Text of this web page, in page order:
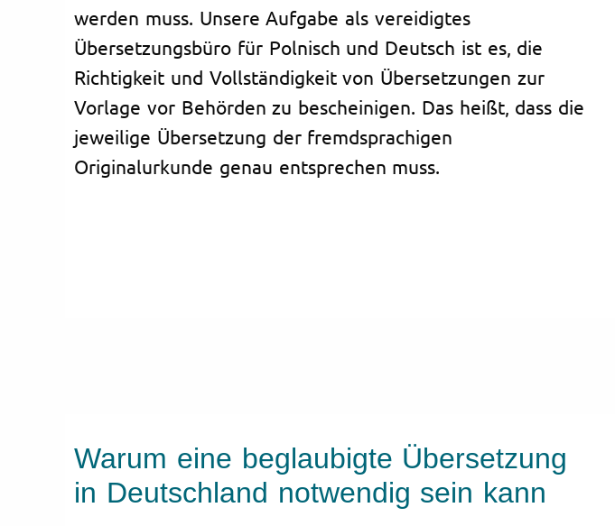
werden muss. Unsere Aufgabe als vereidigtes
Übersetzungsbüro für Polnisch und Deutsch ist es, die
Richtigkeit und Vollständigkeit von Übersetzungen zur
Vorlage vor Behörden zu bescheinigen. Das heißt, dass die
jeweilige Übersetzung der fremdsprachigen
Originalurkunde genau entsprechen muss.
Warum eine beglaubigte Übersetzung
in Deutschland notwendig sein kann